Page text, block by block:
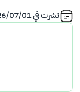
نشرت في07/01